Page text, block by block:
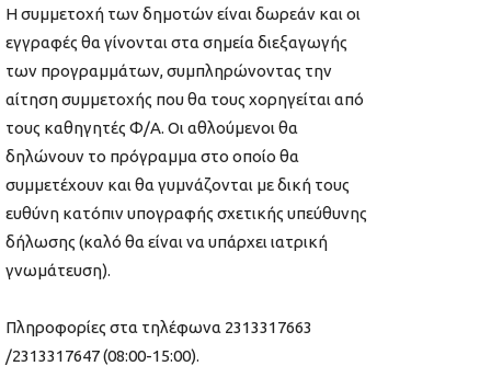
Η συμμετοχή των δημοτών είναι δωρεάν και οι
εγγραφές θα γίνονται στα σημεία διεξαγωγής
των προγραμμάτων, συμπληρώνοντας την
αίτηση συμμετοχής που θα τους χορηγείται από
τους καθηγητές Φ/Α. Οι αθλούμενοι θα
δηλώνουν το πρόγραμμα στο οποίο θα
συμμετέχουν και θα γυμνάζονται με δική τους
ευθύνη κατόπιν υπογραφής σχετικής υπεύθυνης
δήλωσης (καλό θα είναι να υπάρχει ιατρική
γνωμάτευση).
Πληροφορίες στα τηλέφωνα 2313317663
/2313317647 (08:00-15:00).